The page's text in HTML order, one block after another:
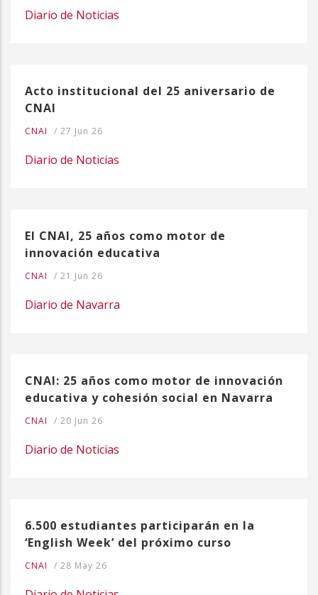
Diario de Noticias
Acto institucional del 25 aniversario de
CNAI
CNAI / 27 Jun 26
Diario de Noticias
El CNAI, 25 años como motor de
innovación educativa
CNAI / 21 Jun 26
Diario de Navarra
CNAI: 25 años como motor de innovación
educativa y cohesión social en Navarra
CNAI / 20 Jun 26
Diario de Noticias
6.500 estudiantes participarán en la
‘English Week’ del próximo curso
CNAI / 28 May 26